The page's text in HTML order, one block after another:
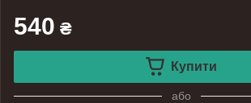
540 ₴
Купити
або